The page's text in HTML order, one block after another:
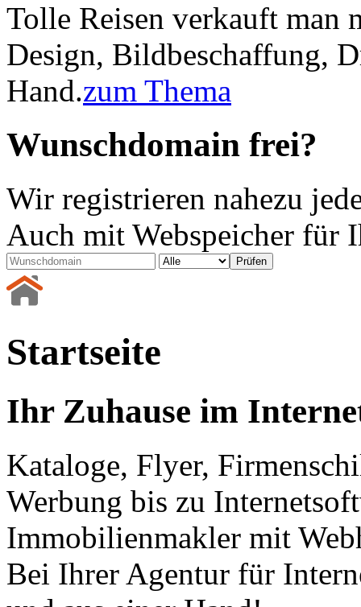
Tolle Reisen verkauft man
Design, Bildbeschaffung,
Hand.zum Thema
Wunschdomain frei?
Wir registrieren nahezu
Auch mit Webspeicher für
Startseite
Ihr Zuhause im
Kataloge, Flyer,
Werbung bis zu
Immobilienmakler mit
Bei Ihrer Agentur für